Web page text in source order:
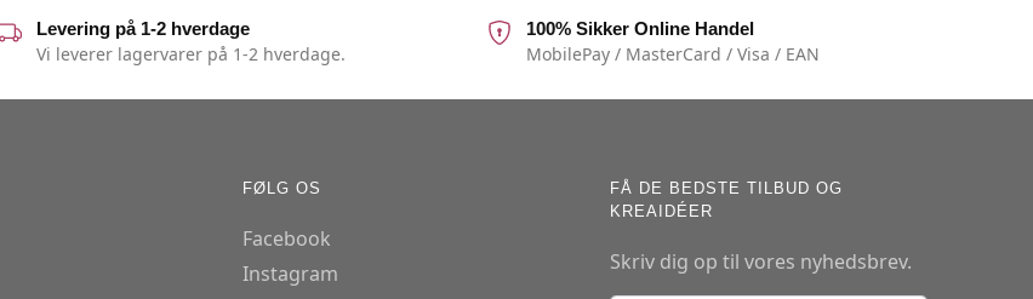
Levering på 1-2 hverdage
Vi leverer lagervarer på 1-2 hverdage.
100% Sikker Online Handel
MobilePay / MasterCard / Visa / EAN
FØLG OS
Facebook
Instagram
FÅ DE BEDSTE TILBUD OG
KREAIDÉER
Skriv dig op til vores nyhedsbrev.